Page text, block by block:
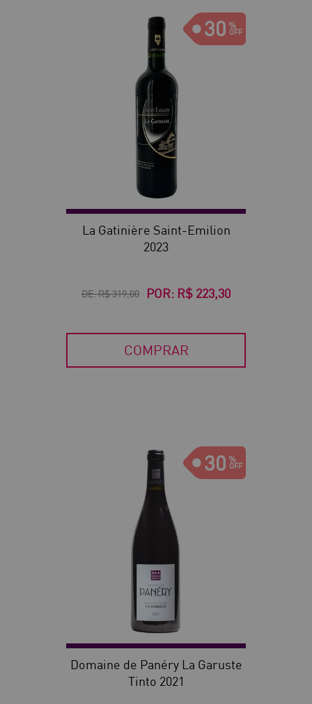
30
La Gatinière Saint-Emilion
2023
DE:R$ 319,00 POR: R$ 223,30
COMPRAR
30
Domaine de Panéry La Garuste
Tinto 2021